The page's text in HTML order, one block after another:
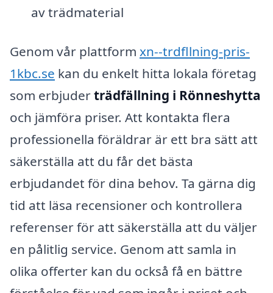
av trädmaterial
Genom vår plattform xn--trdfllning-pris-
1kbc.se kan du enkelt hitta lokala företag
som erbjuderträdfällning i Rönneshytta
och jämföra priser. Att kontakta flera
professionella föräldrar är ett bra sätt att
säkerställa att du får det bästa
erbjudandet för dina behov. Ta gärna dig
tid att läsa recensioner och kontrollera
referenser för att säkerställa att du väljer
en pålitlig service. Genom att samla in
olika offerter kan du också få en bättre